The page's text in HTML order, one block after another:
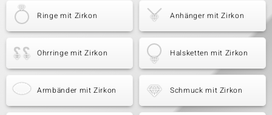
Ringe mit Zirkon Anhänger mit Zirkon
Ohrringe mit Zirkon Halsketten mit Zirkon
Armbänder mit Zirkon Schmuck mit Zirkon